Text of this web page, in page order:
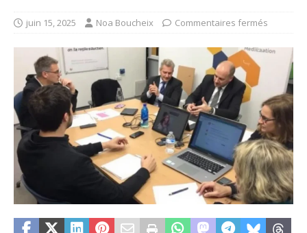
juin 15, 2025 Noa Boucheix Commentaires fermés